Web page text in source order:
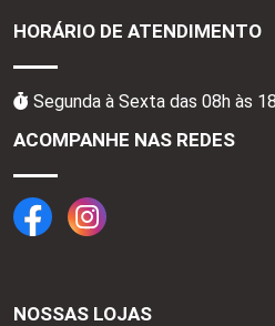
HORÁRIO DE ATENDIMENTO
Segunda à Sexta das 08h às
ACOMPANHE NAS REDES
NOSSAS LOJAS